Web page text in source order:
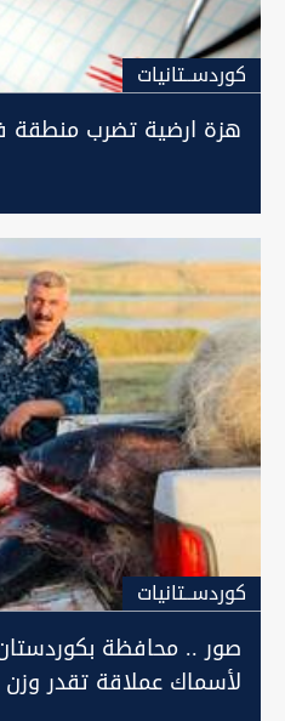
كوردســتانيات
هزة ارضية تضرب منطقة
كوردســتانيات
صور .. محافظة
لأسماك عملاقة تقدر وزن